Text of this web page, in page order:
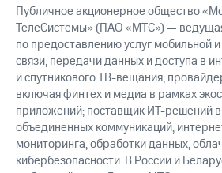
деловая этика
На главную
Публичное акционерное общество
ТелеСистемы» (ПАО «МТС») —
по предоставлению услуг мобильной
связи, передачи данных и доступа в
и спутникового ТВ-вещания;
включая финтех и медиа в рамках
приложений; поставщик ИТ-решений
объединенных коммуникаций,
мониторинга, обработки данных,
кибербезопасности. В России и